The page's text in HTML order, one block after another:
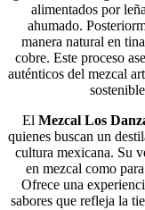
alimentados por
ahumado.
manera natural en
cobre. Este proceso
auténticos del mezcal
El Mezcal Los
quienes buscan un
cultura mexicana. Su
en mezcal como
Ofrece una
sabores que refleja la